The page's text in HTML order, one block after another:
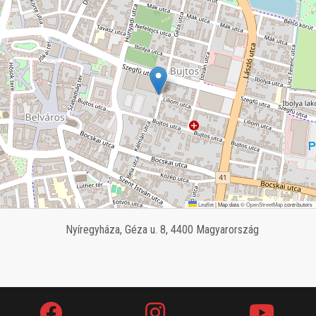
Leaflet|Map data ©OpenStreetMapcontributors
Nyíregyháza, Géza u. 8, 4400 Magyarország